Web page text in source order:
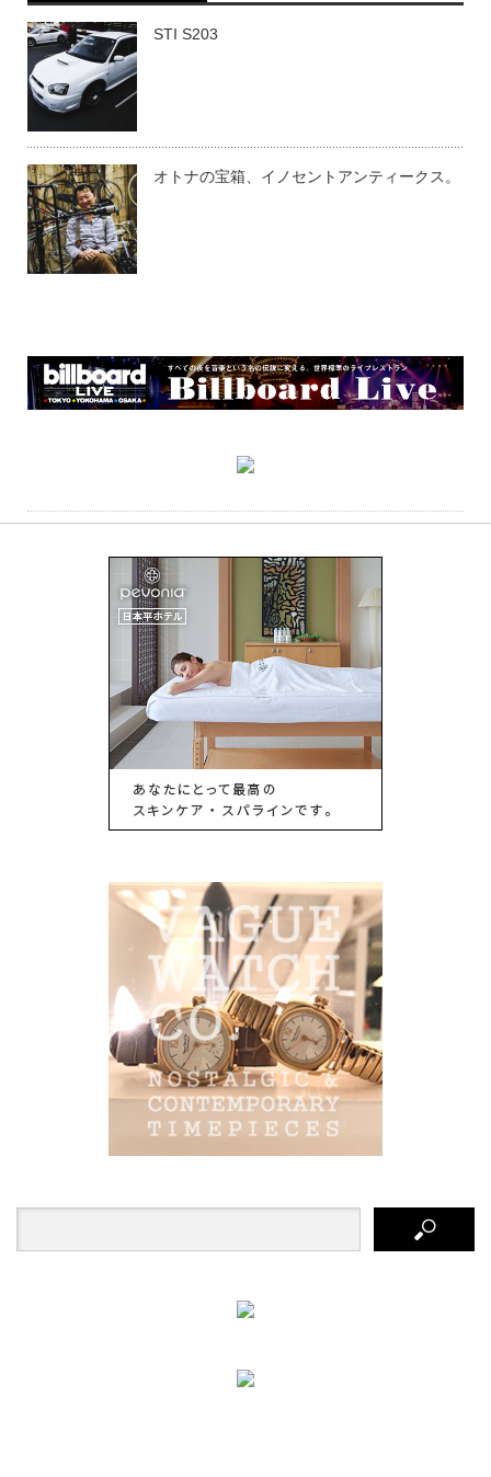
STI S203
オトナの宝箱、イノセントアンティークス。